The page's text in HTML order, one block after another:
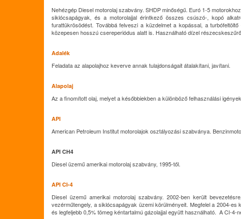
Nehézgép Diesel motorolaj szabvány. SHDP minőségű. Euró 1-5
siklócsapágyak, és a motorolajjal érintkező összes csúszó-, kopó
furattükrösödést. Továbbá felveszi a küzdelmet a kopással, a
közepesen hosszú csereperiódus alatt is. Használható dízel
Adalék
Feladata az alapolajhoz keverve annak tulajdonságait átalakítani, javítani.
Alapolaj
Az a finomított olaj, melyet a későbbiekben a különböző felhasználási
API
American Petroleum Institut motorolajok osztályozási szabványa.
API CH4
Diesel üzemű amerikai motorolaj szabvány, 1995-től.
API CI-4
Diesel üzemű amerikai motorolaj szabvány. 2002-ben került
vezérműtengely, a siklócsapágyak üzemi körülményeit. Megfelel a 2004-
és legfeljebb 0,5% tömeg kéntartalmú gázolajjal együtt használható. A CI-